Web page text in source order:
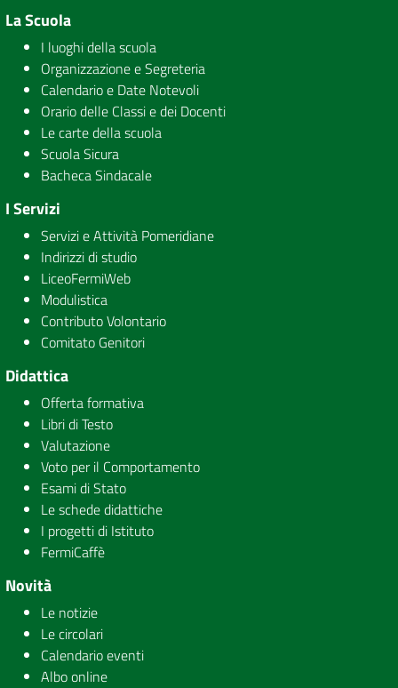
La Scuola
I luoghi della scuola
Organizzazione e Segreteria
Calendario e Date Notevoli
Orario delle Classi e dei Docenti
Le carte della scuola
Scuola Sicura
Bacheca Sindacale
I Servizi
Servizi e Attività Pomeridiane
Indirizzi di studio
LiceoFermiWeb
Modulistica
Contributo Volontario
Comitato Genitori
Didattica
Offerta formativa
Libri di Testo
Valutazione
Voto per il Comportamento
Esami di Stato
Le schede didattiche
I progetti di Istituto
FermiCaffè
Novità
Le notizie
Le circolari
Calendario eventi
Albo online